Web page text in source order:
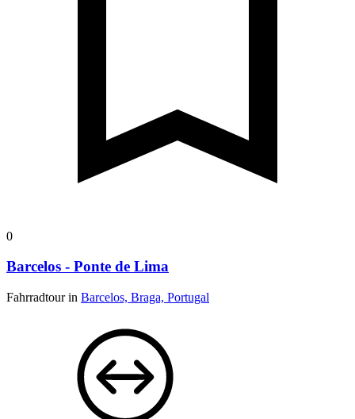
0
Barcelos - Ponte de Lima
Fahrradtour in Barcelos, Braga, Portugal